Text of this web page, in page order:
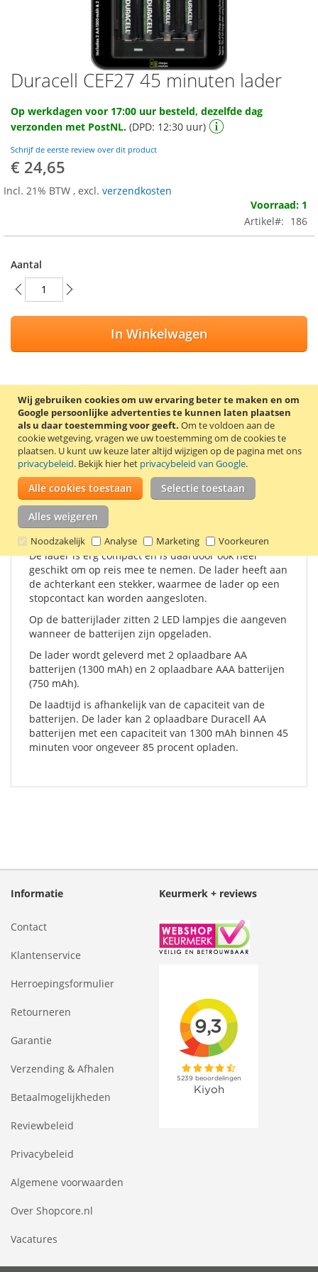
Wij gebruiken cookies om uw ervaring beter te maken en om
Google persoonlijke advertenties te kunnen laten plaatsen
als u daar toestemming voor geeft. Om te voldoen aan de
cookie wetgeving, vragen we uw toestemming om de cookies te
plaatsen. U kunt uw keuze later altijd wijzigen op de pagina met ons
privacybeleid. Bekijk hier het privacybeleid van Google.
Alle cookies toestaan Selectie toestaan
Alles weigeren
Noodzakelijk Analyse Marketing Voorkeuren
Ga
naar
het
begin
van
de
afbeeldingen-
gallerij
Duracell CEF27 45 minuten lader
Op werkdagen voor 17:00 uur besteld, dezelfde dag
verzonden met PostNL. (DPD: 12:30 uur)
Schrijf de eerste review over dit product
€ 24,65
Incl. 21% BTW , excl. verzendkosten
Voorraad: 1
Artikel
186
Aantal
In Winkelwagen
VOEG TOE AAN VERLANGLIJST
TOEVOEGEN OM TE VERGELIJKEN
Met deze compacte snellader van Duracell kunnen 4 AA / AAA
batterijen worden opgeladen.
Details Productkenmerken
De lader is erg compact en is daardoor ook heel
geschikt om op reis mee te nemen. De lader heeft aan
de achterkant een stekker, waarmee de lader op een
stopcontact kan worden aangesloten.
Op de batterijlader zitten 2 LED lampjes die aangeven
wanneer de batterijen zijn opgeladen.
De lader wordt geleverd met 2 oplaadbare AA
batterijen (1300 mAh) en 2 oplaadbare AAA batterijen
(750 mAh).
De laadtijd is afhankelijk van de capaciteit van de
batterijen. De lader kan 2 oplaadbare Duracell AA
batterijen met een capaciteit van 1300 mAh binnen 45
minuten voor ongeveer 85 procent opladen.
Informatie
Contact
Klantenservice
Herroepingsformulier
Retourneren
Garantie
Verzending & Afhalen
Betaalmogelijkheden
Reviewbeleid
Privacybeleid
Algemene voorwaarden
Over Shopcore.nl
Vacatures
Keurmerk + reviews